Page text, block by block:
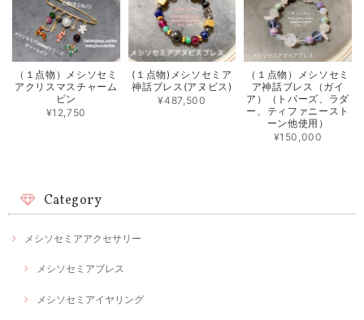
（１点物）メシソセミ
アクリスマスチャーム
ピン
¥12,750
(１点物)メシソセミア
神話ブレス(アヌビス)
¥487,500
（１点物）メシソセミ
ア神話ブレス（ガイ
ア）（トパーズ、ラダ
ー、ティファニースト
ーン他使用）
¥150,000
Category
メシソセミアアクセサリー
メシソセミアブレス
メシソセミアイヤリング